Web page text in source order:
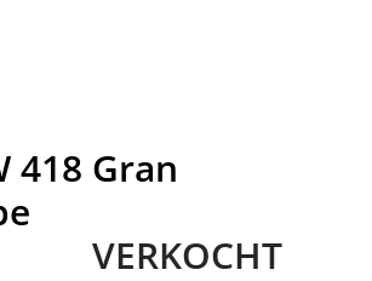
418 Gran
VERKOCHT